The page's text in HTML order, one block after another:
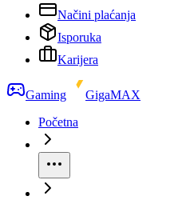
Načini plaćanja
Isporuka
Karijera
Gaming
GigaMAX
Početna